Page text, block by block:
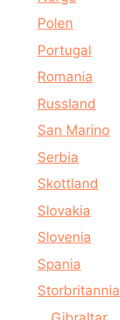
Polen
Portugal
Romania
Russland
San Marino
Serbia
Skottland
Slovakia
Slovenia
Spania
Storbritannia